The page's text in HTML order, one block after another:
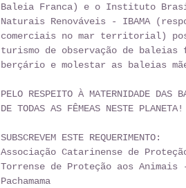
Baleia Franca) e o Instituto
Naturais Renováveis - IBAMA
comerciais no mar territorial)
turismo de observação de
berçário e molestar as baleias
PELO RESPEITO À MATERNIDADE DAS
DE TODAS AS FÊMEAS NESTE PLANETA!
SUBSCREVEM ESTE REQUERIMENTO:
Associação Catarinense de
Torrense de Proteção aos Animais
Pachamama